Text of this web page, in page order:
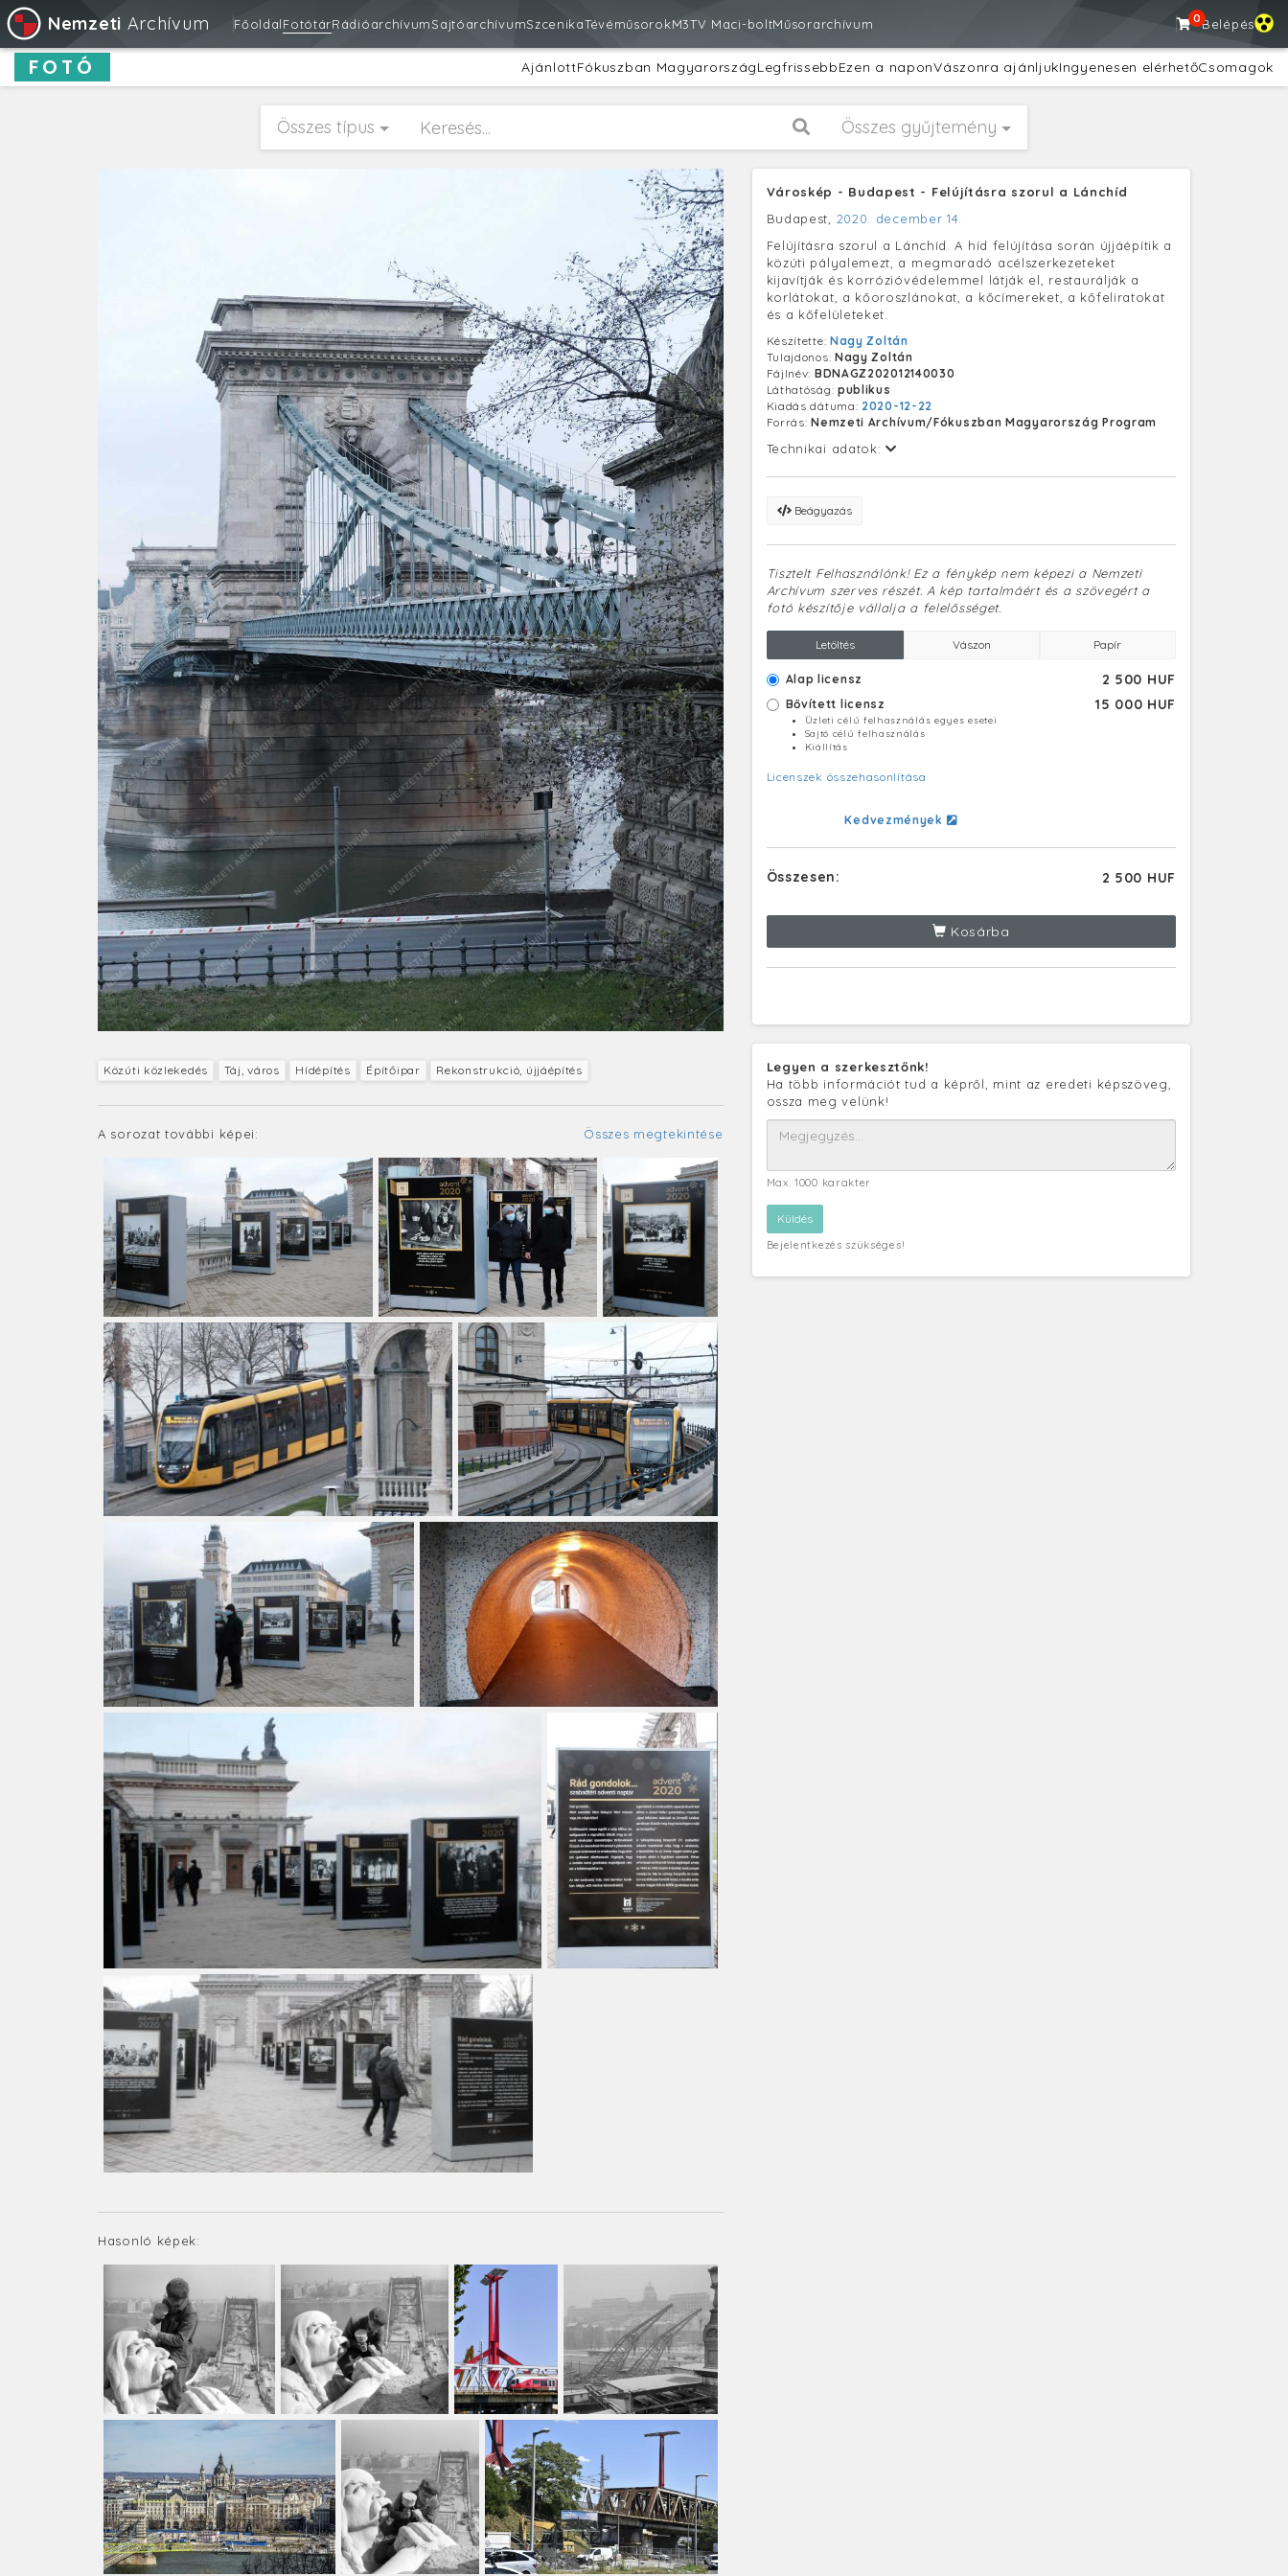
Nemzeti Archívum FőoldalFotótárRádióarchívumSajtóarchívumSzcenikaTévéműsorokM3TV Maci-boltMűsorarchívum 0Belépés
FOTÓ AjánlottFókuszban MagyarországLegfrissebbEzen a naponVászonra ajánljukIngyenesen elérhetőCsomagok
Összes típus Összes gyűjtemény
Közúti közlekedés Táj, város Hídépítés Építőipar Rekonstrukció, újjáépítés
A sorozat további képei: Összes megtekintése
Hasonló képek:
Városkép - Budapest - Felújításra szorul a Lánchíd
Budapest, 2020. december 14.
Felújításra szorul a Lánchíd. A híd felújítása során újjáépítik a
közúti pályalemezt, a megmaradó acélszerkezeteket
kijavítják és korrózióvédelemmel látják el, restaurálják a
korlátokat, a kőoroszlánokat, a kőcímereket, a kőfeliratokat
és a kőfelületeket.
Készítette: Nagy Zoltán
Tulajdonos: Nagy Zoltán
Fájlnév: BDNAGZ202012140030
Láthatóság: publikus
Kiadás dátuma: 2020-12-22
Forrás:Nemzeti Archívum/Fókuszban Magyarország Program
Technikai adatok:
Beágyazás
Tisztelt Felhasználónk! Ez a fénykép nem képezi a Nemzeti
Archívum szerves részét. A kép tartalmáért és a szövegért a
fotó készítője vállalja a felelősséget.
Letöltés Vászon Papír
Alap licensz 2 500 HUF
Bővített licensz 15 000 HUF
Üzleti célú felhasználás egyes esetei
Sajtó célú felhasználás
Kiállítás
Licenszek összehasonlítása
Kedvezmények
Összesen: 2 500 HUF
Kosárba
Legyen a szerkesztőnk!
Ha több információt tud a képről, mint az eredeti képszöveg,
ossza meg velünk!
Max. 1000 karakter
Bejelentkezés szükséges!